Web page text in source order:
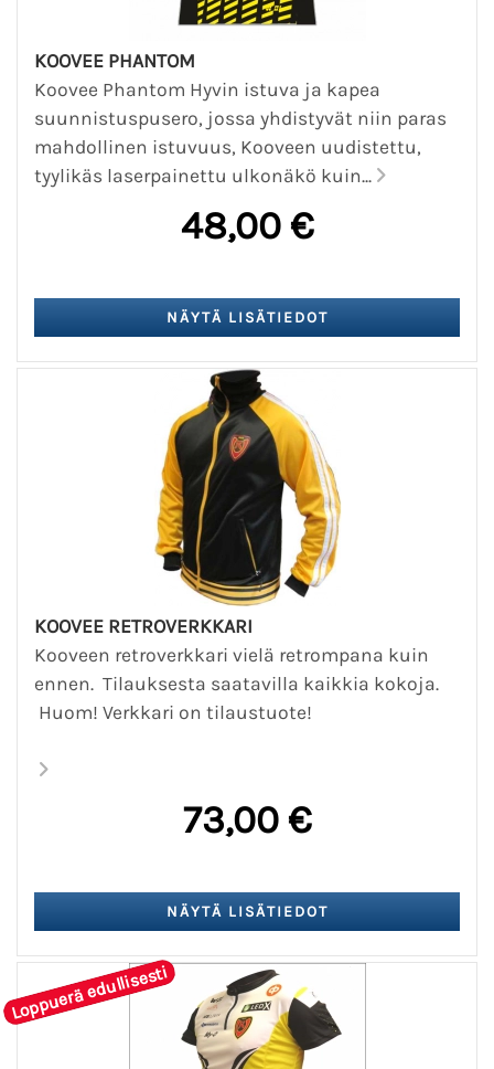
KOOVEE PHANTOM
Koovee Phantom Hyvin istuva ja kapea
suunnistuspusero, jossa yhdistyvät niin paras
mahdollinen istuvuus, Kooveen uudistettu,
tyylikäs laserpainettu ulkonäkö kuin...
48,00 €
KOOVEE RETROVERKKARI
Kooveen retroverkkari vielä retrompana kuin
ennen. Tilauksesta saatavilla kaikkia kokoja.
Huom! Verkkari on tilaustuote!
73,00 €
Loppuerä edullisesti